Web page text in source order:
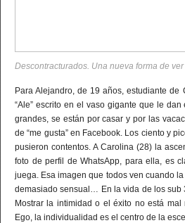
Descontracturados. Una nueva forma de
Para Alejandro, de 19 años, estudiante
“Ale” escrito en el vaso gigante que le
grandes, se están por casar y por las
de “me gusta” en Facebook. Los ciento y
pusieron contentos. A Carolina (28) la
foto de perfil de WhatsApp, para ella, es
juega. Esa imagen que todos ven cuando
demasiado sensual… En la vida de los sub
Mostrar la intimidad o el éxito no está
Ego, la individualidad es el centro de la